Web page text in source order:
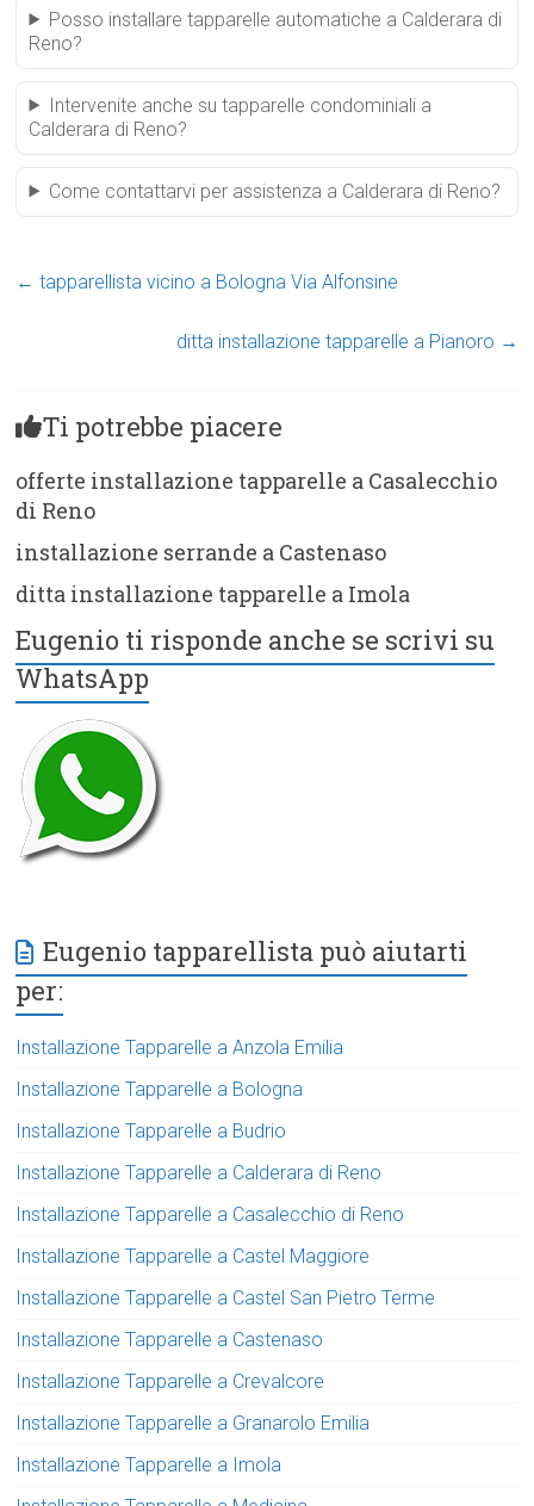
Posso installare tapparelle automatiche a Calderara di
Reno?
Intervenite anche su tapparelle condominiali a
Calderara di Reno?
Come contattarvi per assistenza a Calderara di Reno?
← tapparellista vicino a Bologna Via Alfonsine
ditta installazione tapparelle a Pianoro →
Ti potrebbe piacere
offerte installazione tapparelle a Casalecchio
di Reno
installazione serrande a Castenaso
ditta installazione tapparelle a Imola
Eugenio ti risponde anche se scrivi su
WhatsApp
Eugenio tapparellista può aiutarti
per:
Installazione Tapparelle a Anzola Emilia
Installazione Tapparelle a Bologna
Installazione Tapparelle a Budrio
Installazione Tapparelle a Calderara di Reno
Installazione Tapparelle a Casalecchio di Reno
Installazione Tapparelle a Castel Maggiore
Installazione Tapparelle a Castel San Pietro Terme
Installazione Tapparelle a Castenaso
Installazione Tapparelle a Crevalcore
Installazione Tapparelle a Granarolo Emilia
Installazione Tapparelle a Imola